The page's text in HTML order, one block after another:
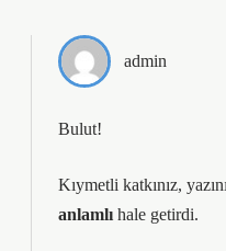
admin
Bulut!
Kıymetli katkınız,
anlamlı hale getirdi.